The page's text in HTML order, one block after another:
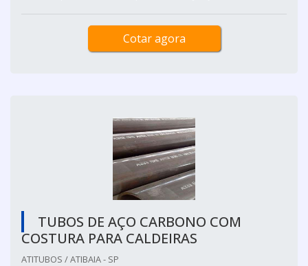
Cotar agora
TUBOS DE AÇO CARBONO COM
COSTURA PARA CALDEIRAS
ATITUBOS / ATIBAIA - SP